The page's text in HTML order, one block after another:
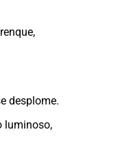
desplome.
luminoso,